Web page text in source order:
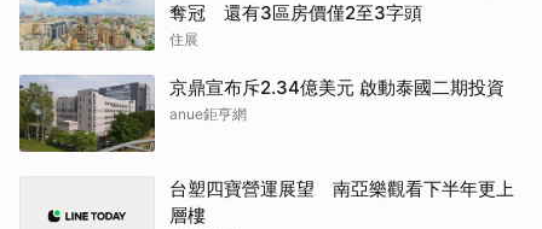
奪冠 還有3區房價僅2至3字頭
住展
京鼎宣布斥2.34億美元 啟動泰國二期投資
anue鉅亨網
台塑四寶營運展望 南亞樂觀看下半年更上
層樓